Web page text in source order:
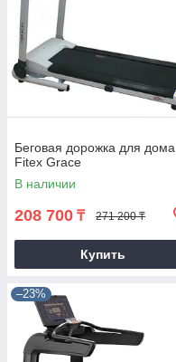
Беговая дорожка для дома
Fitex Grace
В наличии
208 700 ₸ 271 200 ₸
Купить
–23%